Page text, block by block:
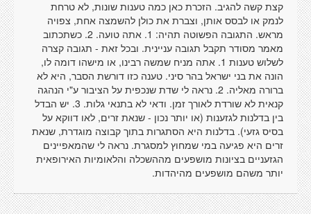
קצת קשה להגיב. הזכרת כאן כמה טענות שונות, לא טרחת
לנמק או לבסס אותן, וצברת את כולן להשמצה אחת, צפויה
מראש. התגובה הפשוטה תהיה: 1. אתה טועה. 2. כשתכתוב
מאמר מסודר תקבל תגובה עניינית. ובכל זאת - תגובה קצרה
לשלוש טענות 1. אתה מניח שמשה רבינו, או מישהו דומה לו,
הונה את בני ישראל בהר סיני. טענה כזו דורשת הסבר, היא לא
ברורה מאליה. 2. נראה לי שדת שנכפית על הציבור ע"י הנהגה
קנאית לא שורדת לאורך זמן. ודאי לא בתנאי גלות. 3. יש הבדל
בין בדלנות לגזענות (או יותר נכון - שנאת זרים, לאו דווקא על
בסיס גזעי). בדלנות היא הסתגרות בתוך קבוצה מוגדרת, שנאת
זרים היא פגיעה במי שמחוץ למסגרת. נראה לי שהמאפיינים
הגזעניים בציונות מושפעים מההשכלה והלאומיות האירופאית
יותר משהם מושפעים מהיהדות.